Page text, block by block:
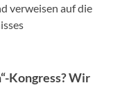
verweisen auf die
Kongress? Wir